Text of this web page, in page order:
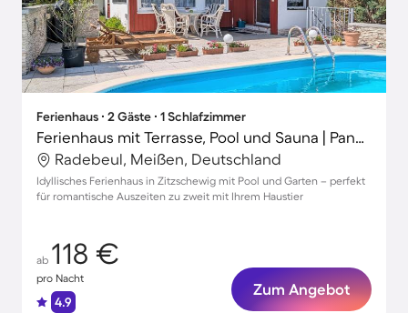
Ferienhaus ∙ 2 Gäste ∙ 1 Schlafzimmer
Ferienhaus mit Terrasse, Pool und Sauna | Panoramablick
Radebeul, Meißen, Deutschland
Idyllisches Ferienhaus in Zitzschewig mit Pool und Garten – perfekt
für romantische Auszeiten zu zweit mit Ihrem Haustier
ab 118 €
pro Nacht
4.9
Zum Angebot